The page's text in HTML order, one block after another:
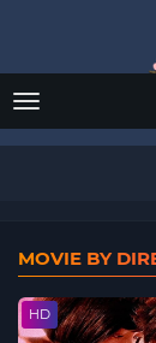
Menu
MOVIE BY
HD